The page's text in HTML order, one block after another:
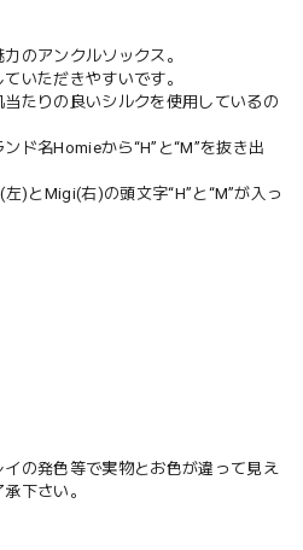
のアンクルソックス。
いただきやすいです。
たりの良いシルクを使用しているの
ド名Homieから“H”と“M”を抜き出
)とMigi(右)の頭文字“H”と“M”が入っ
の発色等で実物とお色が違って見え
下さい。